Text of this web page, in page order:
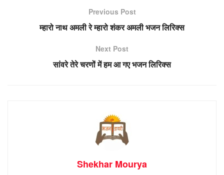
Previous Post
म्हारो नाथ अमली रे म्हारो शंकर अमली भजन लिरिक्स
Next Post
सांवरे तेरे चरणों में हम आ गए भजन लिरिक्स
Shekhar Mourya